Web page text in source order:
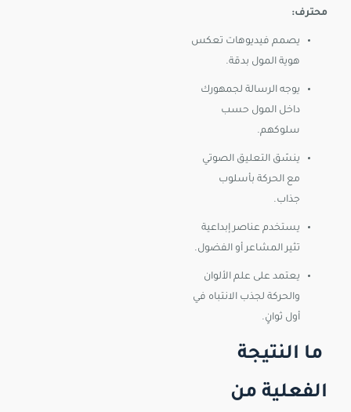
محترف:
يصمم فيديوهات تعكس
هوية المول بدقة.
يوجه الرسالة لجمهورك
داخل المول حسب
سلوكهم.
ينسّق التعليق الصوتي
مع الحركة بأسلوب
جذاب.
يستخدم عناصر إبداعية
تثير المشاعر أو الفضول.
يعتمد على علم الألوان
والحركة لجذب الانتباه في
أول ثوانٍ.
ما النتيجة
الفعلية من